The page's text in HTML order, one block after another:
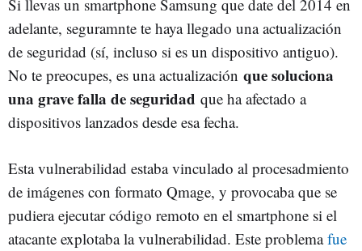
Si llevas un smartphone Samsung que date del 2014 en
adelante, seguramnte te haya llegado una actualización
de seguridad (sí, incluso si es un dispositivo antiguo).
No te preocupes, es una actualización que soluciona
una grave falla de seguridad que ha afectado a
dispositivos lanzados desde esa fecha.
Esta vulnerabilidad estaba vinculado al procesadmiento
de imágenes con formato Qmage, y provocaba que se
pudiera ejecutar código remoto en el smartphone si el
atacante explotaba la vulnerabilidad. Este problemafue